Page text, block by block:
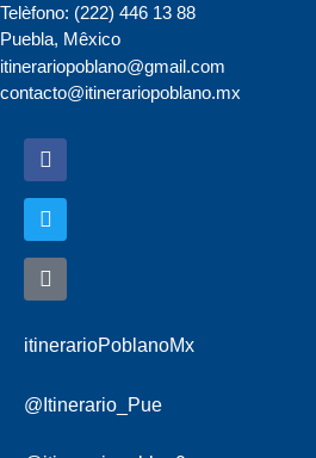
Telèfono: (222) 446 13 88
Puebla, Mêxico
itinerariopoblano@gmail.com
contacto@itinerariopoblano.mx
itinerarioPoblanoMx
@Itinerario_Pue